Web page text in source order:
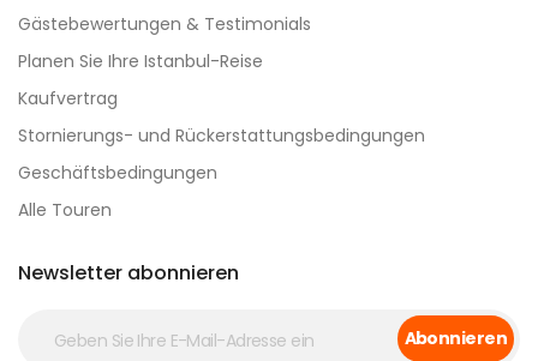
Gästebewertungen & Testimonials
Planen Sie Ihre Istanbul-Reise
Kaufvertrag
Stornierungs- und Rückerstattungsbedingungen
Geschäftsbedingungen
Alle Touren
Newsletter abonnieren
Abonnieren